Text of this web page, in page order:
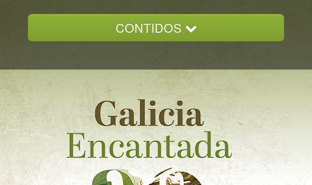
CONTIDOS
GALICIA ENCANTADA
DOCUMENTACION
NOVAS
CONTACTO